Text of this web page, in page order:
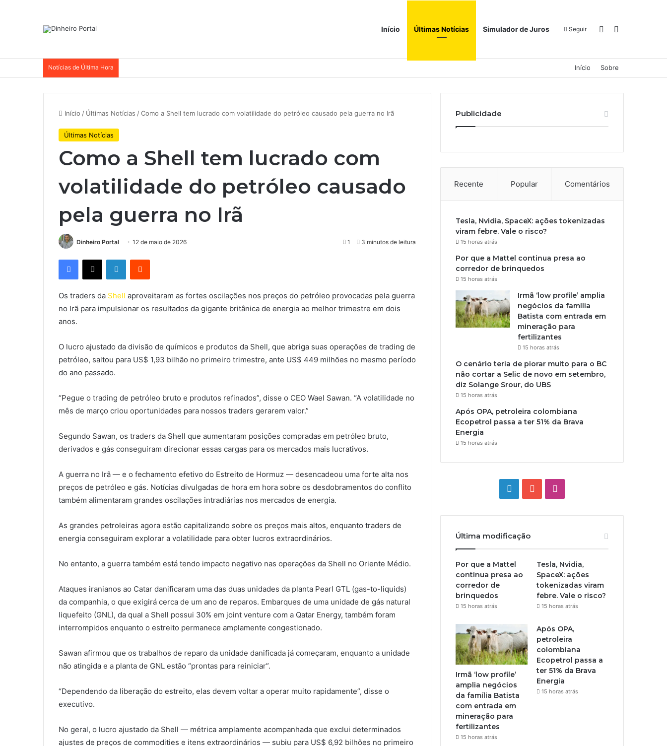
Início Últimas Notícias Simulador de Juros Seguir Switch skin
Notícias de Última Hora Início Sobre
Início / Últimas Notícias /Como a Shell tem lucrado com volatilidade do petróleo causado pela guerra no Irã
Últimas Notícias
Como a Shell tem lucrado com
volatilidade do petróleo causado
pela guerra no Irã
Dinheiro Portal 12 de maio de 2026 1 3 minutos de leitura
Facebook
X LinkedinReddit
Os traders da Shell aproveitaram as fortes oscilações nos preços do petróleo provocadas pela guerra
no Irã para impulsionar os resultados da gigante britânica de energia ao melhor trimestre em dois
anos.
O lucro ajustado da divisão de químicos e produtos da Shell, que abriga suas operações de trading de
petróleo, saltou para US$ 1,93 bilhão no primeiro trimestre, ante US$ 449 milhões no mesmo período
do ano passado.
“Pegue o trading de petróleo bruto e produtos refinados”, disse o CEO Wael Sawan. “A volatilidade no
mês de março criou oportunidades para nossos traders gerarem valor.”
Segundo Sawan, os traders da Shell que aumentaram posições compradas em petróleo bruto,
derivados e gás conseguiram direcionar essas cargas para os mercados mais lucrativos.
A guerra no Irã — e o fechamento efetivo do Estreito de Hormuz — desencadeou uma forte alta nos
preços de petróleo e gás. Notícias divulgadas de hora em hora sobre os desdobramentos do conflito
também alimentaram grandes oscilações intradiárias nos mercados de energia.
As grandes petroleiras agora estão capitalizando sobre os preços mais altos, enquanto traders de
energia conseguiram explorar a volatilidade para obter lucros extraordinários.
No entanto, a guerra também está tendo impacto negativo nas operações da Shell no Oriente Médio.
Ataques iranianos ao Catar danificaram uma das duas unidades da planta Pearl GTL (gas-to-liquids)
da companhia, o que exigirá cerca de um ano de reparos. Embarques de uma unidade de gás natural
liquefeito (GNL), da qual a Shell possui 30% em joint venture com a Qatar Energy, também foram
interrompidos enquanto o estreito permanece amplamente congestionado.
Sawan afirmou que os trabalhos de reparo da unidade danificada já começaram, enquanto a unidade
não atingida e a planta de GNL estão “prontas para reiniciar”.
“Dependendo da liberação do estreito, elas devem voltar a operar muito rapidamente”, disse o
executivo.
No geral, o lucro ajustado da Shell — métrica amplamente acompanhada que exclui determinados
ajustes de preços de commodities e itens extraordinários — subiu para US$ 6,92 bilhões no primeiro
Publicidade
Recente Popular Comentários
Tesla, Nvidia, SpaceX: ações tokenizadas
viram febre. Vale o risco?
15 horas atrás
Por que a Mattel continua presa ao
corredor de brinquedos
15 horas atrás
Irmã ‘low profile’ amplia
negócios da família
Batista com entrada em
mineração para
fertilizantes
15 horas atrás
O cenário teria de piorar muito para o BC
não cortar a Selic de novo em setembro,
diz Solange Srour, do UBS
15 horas atrás
Após OPA, petroleira colombiana
Ecopetrol passa a ter 51% da Brava
Energia
15 horas atrás
LinkedinYouTube
Última modificação
Por que a Mattel
continua presa ao
corredor de
brinquedos
15 horas atrás
Tesla, Nvidia,
SpaceX: ações
tokenizadas viram
febre. Vale o risco?
15 horas atrás
Irmã ‘low profile’
amplia negócios
da família Batista
com entrada em
mineração para
fertilizantes
15 horas atrás
Após OPA,
petroleira
colombiana
Ecopetrol passa a
ter 51% da Brava
Energia
15 horas atrás